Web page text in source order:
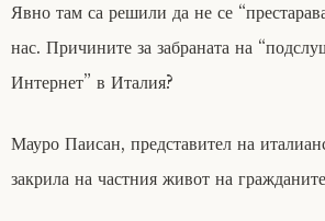
Явно там са решили да не се
нас. Причините за забраната на
Интернет” в Италия?
Мауро Паисан, представител на
закрила на частния живот на